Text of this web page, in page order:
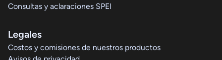
Consultas y aclaraciones SPEI
Legales
Costos y comisiones de nuestros productos